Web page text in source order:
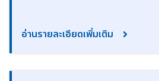
อ่านรายละเอียดเพิ่มเติม